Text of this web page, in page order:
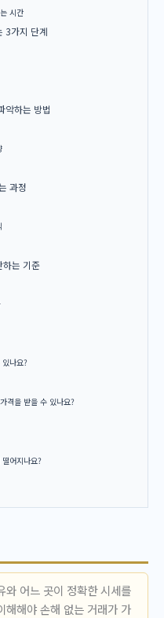
시간
3가지 단계
악하는 방법
과정
하는 기준
나요?
격을 받을 수 있나요?
어지나요?
와 어느 곳이 정확한 시세를
해해야 손해 없는 거래가 가